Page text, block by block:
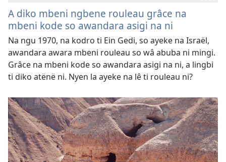
A diko mbeni ngbene rouleau grâce na
mbeni kode so awandara asigi na ni
Na ngu 1970, na kodro ti Ein Gedi, so ayeke na Israël,
awandara awara mbeni rouleau so wâ abuba ni mingi.
Grâce na mbeni kode so awandara asigi na ni, a lingbi
ti diko atënë ni. Nyen la ayeke na lê ti rouleau ni?